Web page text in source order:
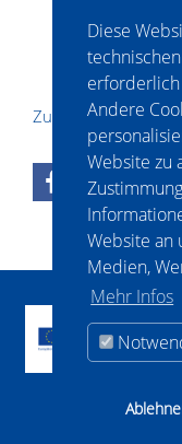
Diese
Andere
Website zu
Website an
Medien,
Mehr Infos
Zurück